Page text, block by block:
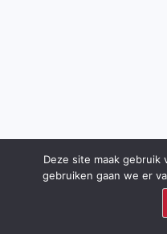
Deze site maak gebruik
gebruiken gaan we er